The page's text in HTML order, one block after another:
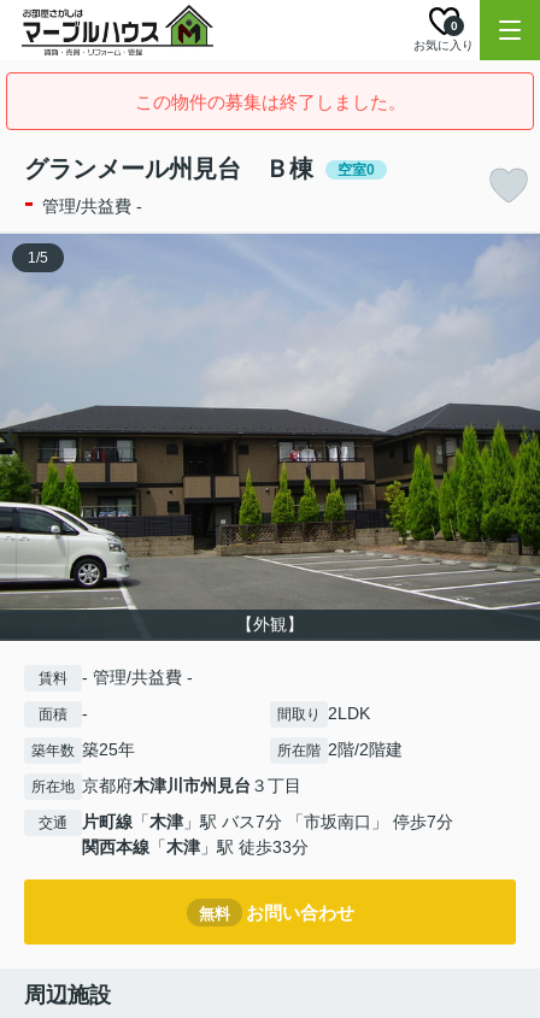
お気に入り
0
この物件の募集は終了しました。
グランメール州見台 Ｂ棟 空室0
- 管理/共益費 -
【外観】
1/5
賃料 - 管理/共益費 -
面積 - 間取り 2LDK
築年数 築25年 所在階 2階/2階建
所在地 京都府木津川市州見台 ３丁目
交通 片町線 「木津 」駅 バス7分 「市坂南口」 停歩7分
関西本線 「木津 」駅 徒歩33分
無料 お問い合わせ
周辺施設